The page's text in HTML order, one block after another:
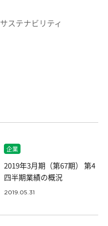
サステナビリティ
企業
2019年3月期（第67期） 第4
四半期業績の概況
2019.05.31